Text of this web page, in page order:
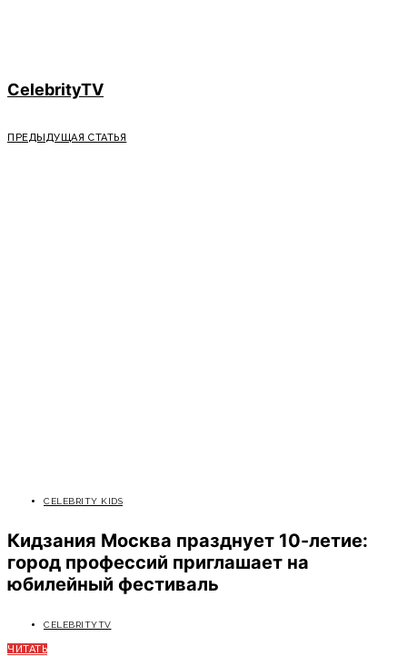
CelebrityTV
ПРЕДЫДУЩАЯ СТАТЬЯ
CELEBRITY KIDS
Кидзания Москва празднует 10-летие:
город профессий приглашает на
юбилейный фестиваль
CELEBRITYTV
ЧИТАТЬ